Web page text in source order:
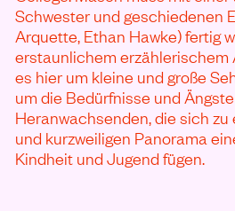
Schwester und geschiedenen
Arquette, Ethan Hawke) fertig
erstaunlichem erzählerischem
es hier um kleine und große
um die Bedürfnisse und
Heranwachsenden, die sich
und kurzweiligen Panorama
Kindheit und Jugend fügen.